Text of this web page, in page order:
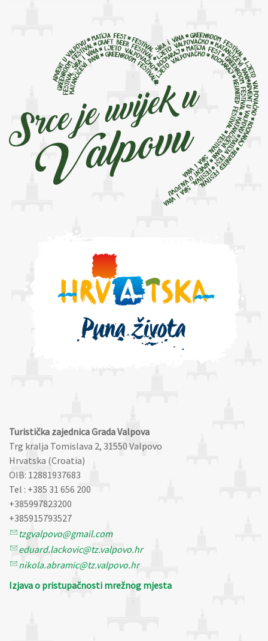
Turistička zajednica Grada Valpova
Trg kralja Tomislava 2, 31550 Valpovo
Hrvatska (Croatia)
OIB: 12881937683
Tel : +385 31 656 200
+385997823200
+385915793527
tzgvalpovo@gmail.com
eduard.lackovic@tz.valpovo.hr
nikola.abramic@tz.valpovo.hr
Izjava o pristupačnosti mrežnog mjesta